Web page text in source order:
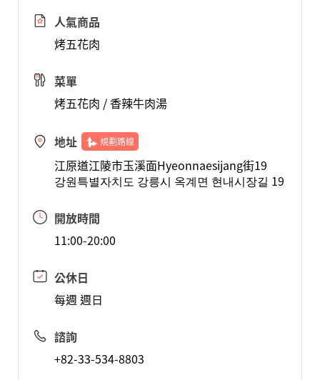
人氣商品
烤五花肉
菜單
烤五花肉 / 香辣牛肉湯
地址 規劃路線
江原道江陵市玉溪面Hyeonnaesijang街19
강원특별자치도 강릉시 옥계면 현내시장길 19
開放時間
11:00-20:00
公休日
每週 週日
諮詢
+82-33-534-8803